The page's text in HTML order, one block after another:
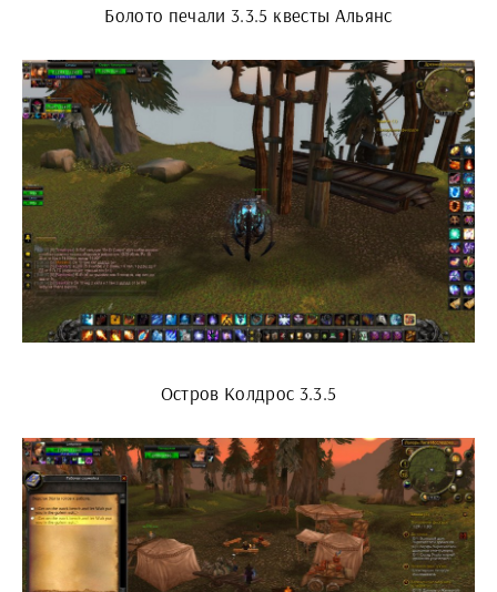
Болото печали 3.3.5 квесты Альянс
Остров Колдрос 3.3.5